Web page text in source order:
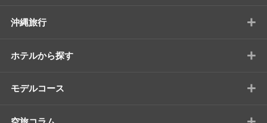
沖縄旅行 +
ホテルから探す +
モデルコース +